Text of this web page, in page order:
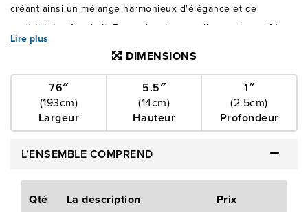
créant ainsi un mélange harmonieux d'élégance et de
praticité. La tête de lit Fog présente un mélange de motif à
carreaux blancs sur une base noire audacieuse, offrant un
l'esthétique de votre demeure. Les lignes épurées et le cadre
moderne accentuent magnifiquement le fini blanc sophistiqué,
ajoutant une touche de style raffiné à votre espace. Les
poignées noir mat mettent en valeur les façades des tiroirs,
tandis que la construction en queue d'aronde anglaise à
l'avant et à l'arrière assure la durabilité. Les tiroirs sont
Lire plus
DIMENSIONS
76″
(193cm)
Largeur
5.5″
(14cm)
Hauteur
1″
(2.5cm)
Profondeur
L’ENSEMBLE COMPREND
Qté La description Prix